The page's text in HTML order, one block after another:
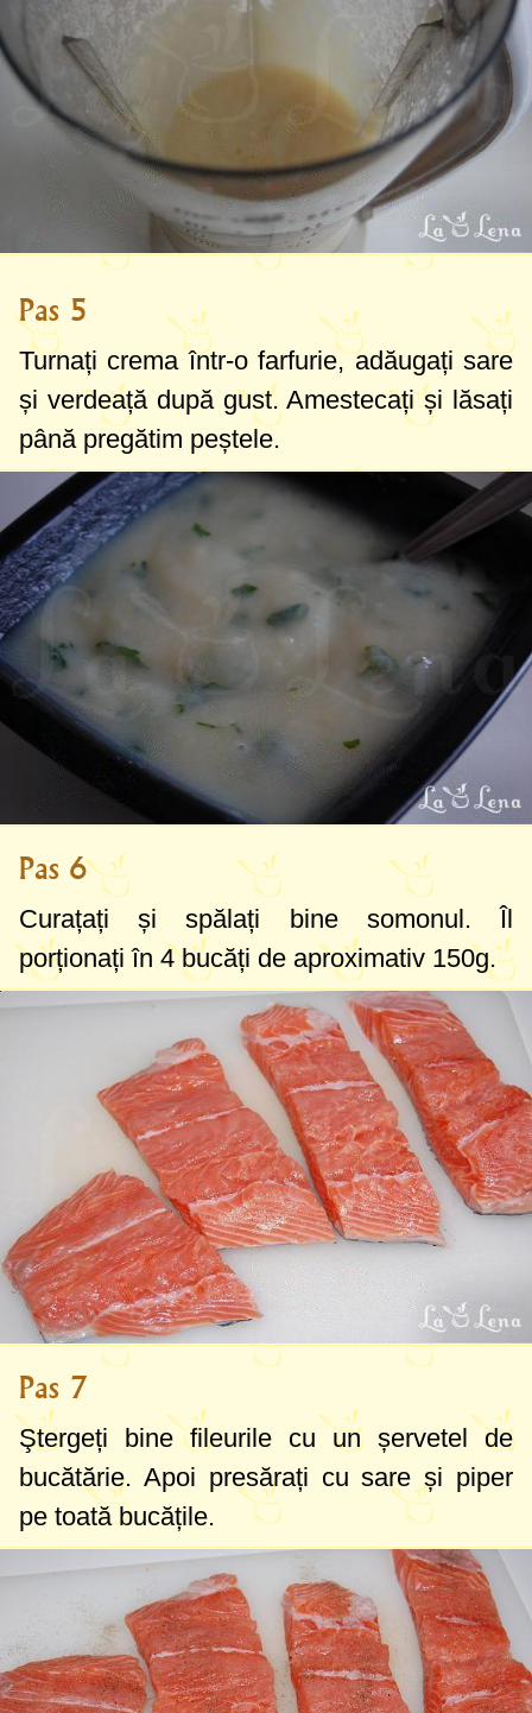
Pas 5
Turnați crema într-o farfurie, adăugați sare
și verdeață după gust. Amestecați și lăsați
până pregătim peștele.
Pas 6
Curațați și spălați bine somonul. Îl
porționați în 4 bucăți de aproximativ 150g.
Pas 7
Ştergeți bine fileurile cu un șervetel de
bucătărie. Apoi presărați cu sare și piper
pe toată bucățile.